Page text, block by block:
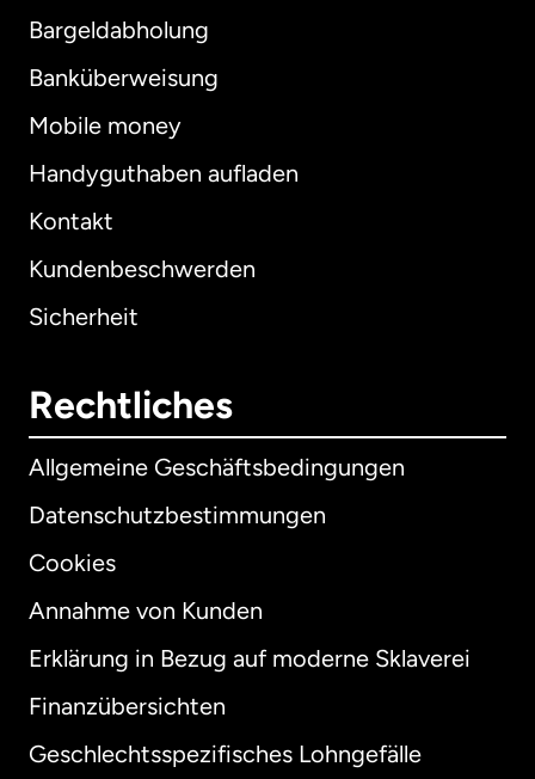
Bargeldabholung
Banküberweisung
Mobile money
Handyguthaben aufladen
Kontakt
Kundenbeschwerden
Sicherheit
Rechtliches
Allgemeine Geschäftsbedingungen
Datenschutzbestimmungen
Cookies
Annahme von Kunden
Erklärung in Bezug auf moderne Sklaverei
Finanzübersichten
Geschlechtsspezifisches Lohngefälle
International English